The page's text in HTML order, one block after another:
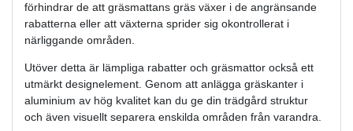
förhindrar de att gräsmattans gräs växer i de angränsande
rabatterna eller att växterna sprider sig okontrollerat i
närliggande områden.
Utöver detta är lämpliga rabatter och gräsmattor också ett
utmärkt designelement. Genom att anlägga gräskanter i
aluminium av hög kvalitet kan du ge din trädgård struktur
och även visuellt separera enskilda områden från varandra.